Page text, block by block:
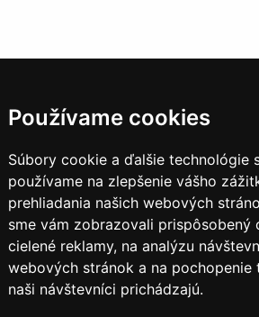
Používame cookies
Súbory cookie a ďalšie technológie
používame na zlepšenie vášho
prehliadania našich webových
sme vám zobrazovali prispôsobený
cielené reklamy, na analýzu
webových stránok a na pochopenie
naši návštevníci prichádzajú.